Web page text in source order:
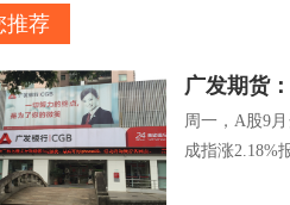
推荐
周一，A股9
成指涨2.18%